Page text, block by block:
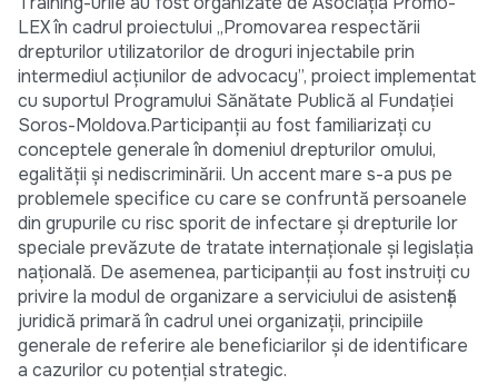
LEX în cadrul proiectului „Promovarea respectării
drepturilor utilizatorilor de droguri injectabile prin
intermediul acțiunilor de advocacy”, proiect implementat
cu suportul Programului Sănătate Publică al Fundației
Soros-Moldova.Participanții au fost familiarizați cu
conceptele generale în domeniul drepturilor omului,
egalității și nediscriminării. Un accent mare s-a pus pe
problemele specifice cu care se confruntă persoanele
din grupurile cu risc sporit de infectare și drepturile lor
speciale prevăzute de tratate internaționale și legislația
națională. De asemenea, participanții au fost instruiți cu
privire la modul de organizare a serviciului de asistență
juridică primară în cadrul unei organizații, principiile
generale de referire ale beneficiarilor și de identificare
a cazurilor cu potențial strategic.